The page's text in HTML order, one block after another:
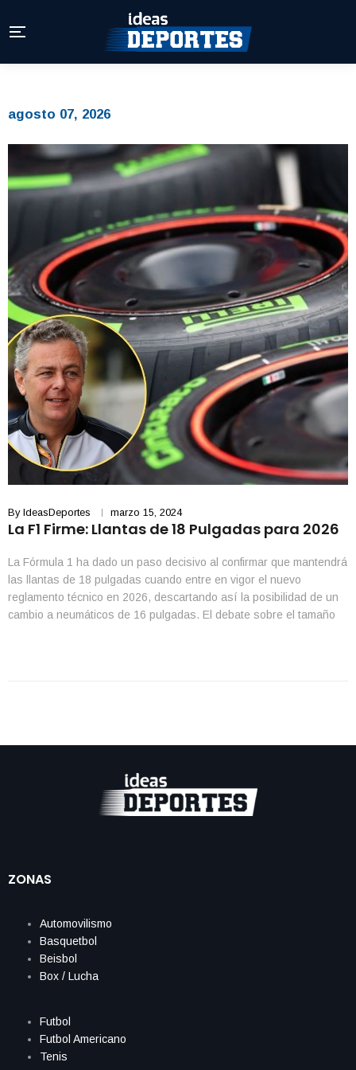
agosto 07, 2026
By IdeasDeportes marzo 15, 2024
La F1 Firme: Llantas de 18 Pulgadas para 2026
La Fórmula 1 ha dado un paso decisivo al confirmar que mantendrá
las llantas de 18 pulgadas cuando entre en vigor el nuevo
reglamento técnico en 2026, descartando así la posibilidad de un
cambio a neumáticos de 16 pulgadas. El debate sobre el tamaño
ZONAS
Automovilismo
Basquetbol
Beisbol
Box / Lucha
Futbol
Futbol Americano
Tenis